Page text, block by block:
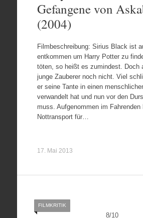
Gefangene von
(2004)
Filmbeschreibung: Sirius Black ist
entkommen um Harry Potter zu
töten, so heißt es zumindest. Doch
junge Zauberer noch nicht. Viel
er seine Tante in einen
verwandelt hat und nun vor den
muss. Aufgenommen im Fahrenden
Nottransport für…
17. Mai 2013
8/10
FILMKRITIK